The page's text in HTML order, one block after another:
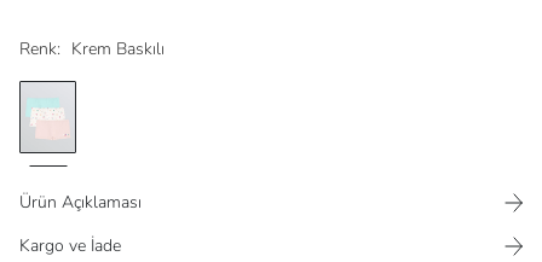
Renk: Krem Baskılı
Ürün Açıklaması
Kargo ve İade